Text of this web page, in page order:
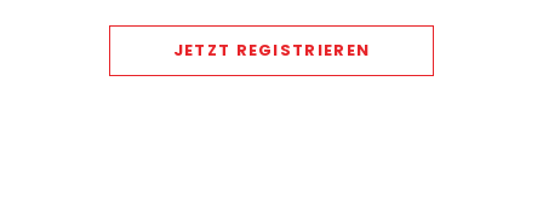
JETZT REGISTRIEREN